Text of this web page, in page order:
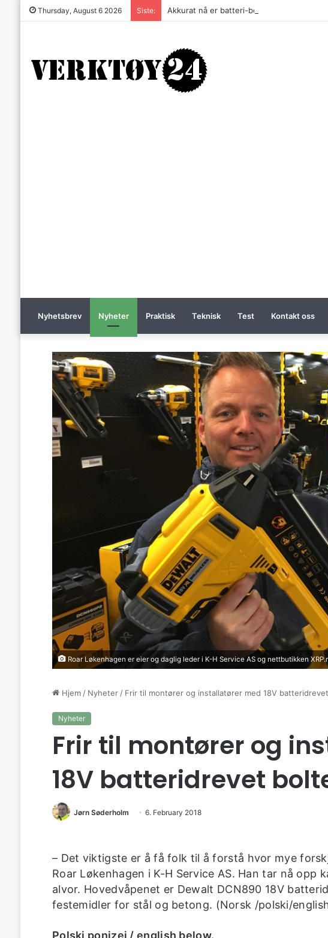
Thursday, August 6 2026 Siste: Akkurat nå er batteri-bordsaga til Festool
Nyhetsbrev Nyheter Praktisk Teknisk Test Kontakt oss
Roar Løkenhagen er eier og daglig leder i K-H Service AS og nettbutikken
Hjem / Nyheter / Frir til montører og installatører med 18V
Nyheter
Frir til montører og
18V batteridrevet
Jørn Søderholm 6. February 2018
– Det viktigste er å få folk til å forstå hvor mye
Roar Løkenhagen i K-H Service AS. Han tar nå
alvor. Hovedvåpenet er Dewalt DCN890 18V
festemidler for stål og betong. (Norsk /polski/